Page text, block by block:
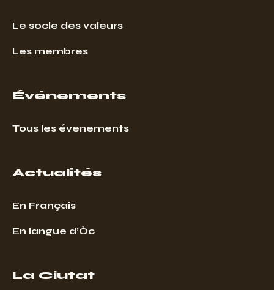
Le socle des valeurs
Les membres
Événements
Tous les évenements
Actualités
En Français
En langue d’Òc
La Ciutat